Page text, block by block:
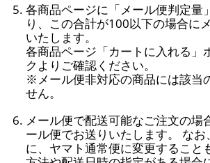
各商品ページに「メール便判定量
り、この合計が100以下の場合に
いたします。
各商品ページ「カートに入れる」
クよりご確認ください。
※メール便非対応の商品には該当
せん。
メール便で配送可能なご注文の場
ール便でお送りいたします。 なお
に、ヤマト通常便に変更すること